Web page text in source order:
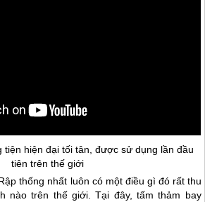
tiện hiện đại tối tân, được sử dụng lần đầu
tiên trên thế giới
thống nhất luôn có một điều gì đó rất thu
nào trên thế giới. Tại đây, tấm thảm bay